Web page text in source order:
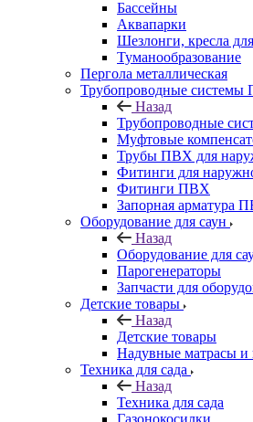
Бассейны
Аквапарки
Шезлонги, кресла
Туманообразование
Пергола металлическая
Трубопроводные
Назад
Трубопроводные
Муфтовые
Трубы ПВХ для
Фитинги для
Фитинги ПВХ
Запорная арматура
Оборудование для саун
Назад
Оборудование для
Парогенераторы
Запчасти для
Детские товары
Назад
Детские товары
Надувные матрасы и
Техника для сада
Назад
Техника для сада
Газонокосилки